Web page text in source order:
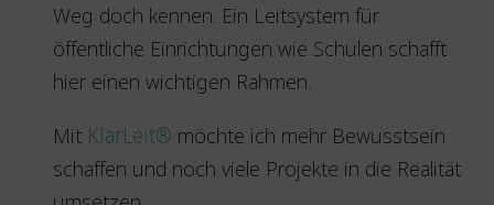
Weg doch kennen. Ein Leitsystem für
öffentliche Einrichtungen wie Schulen schafft
hier einen wichtigen Rahmen.
Mit KlarLeit® möchte ich mehr Bewusstsein
schaffen und noch viele Projekte in die Realität